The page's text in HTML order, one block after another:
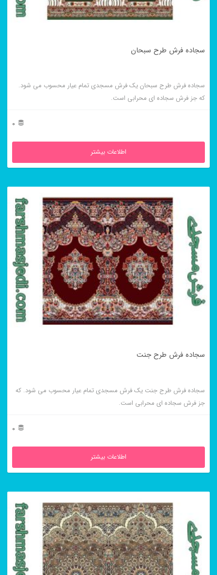
سجاده فرش طرح سبحان
سجاده فرش طرح سبحان یک فرش مسجدی تمام عیار محسوب می شود.
که جز فرش سجاده ای محرابی است.
0
اطلاعات بیشتر
سجاده فرش طرح جنت
سجاده فرش طرح جنت یک فرش مسجدی تمام عیار محسوب می شود. که
جز فرش سجاده ای محرابی است.
0
اطلاعات بیشتر